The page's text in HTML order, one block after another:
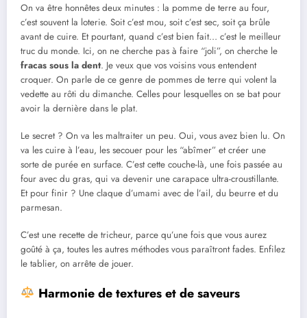
On va être honnêtes deux minutes : la pomme de terre au four,
c’est souvent la loterie. Soit c’est mou, soit c’est sec, soit ça brûle
avant de cuire. Et pourtant, quand c’est bien fait… c’est le meilleur
truc du monde. Ici, on ne cherche pas à faire “joli”, on cherche le
fracas sous la dent. Je veux que vos voisins vous entendent
croquer. On parle de ce genre de pommes de terre qui volent la
vedette au rôti du dimanche. Celles pour lesquelles on se bat pour
avoir la dernière dans le plat.
Le secret ? On va les maltraiter un peu. Oui, vous avez bien lu. On
va les cuire à l’eau, les secouer pour les “abîmer” et créer une
sorte de purée en surface. C’est cette couche-là, une fois passée au
four avec du gras, qui va devenir une carapace ultra-croustillante.
Et pour finir ? Une claque d’umami avec de l’ail, du beurre et du
parmesan.
C’est une recette de tricheur, parce qu’une fois que vous aurez
goûté à ça, toutes les autres méthodes vous paraîtront fades. Enfilez
le tablier, on arrête de jouer.
Harmonie de textures et de saveurs